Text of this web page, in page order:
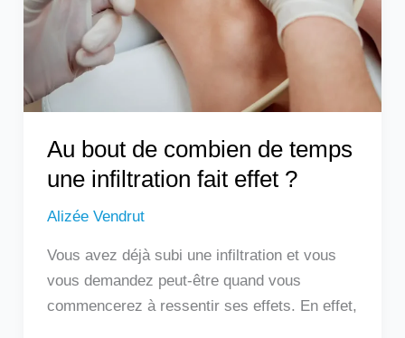
Au bout de combien de temps
une infiltration fait effet ?
Alizée Vendrut
Vous avez déjà subi une infiltration et vous
vous demandez peut-être quand vous
commencerez à ressentir ses effets. En effet,
temps
infiltration
fait
effet
?